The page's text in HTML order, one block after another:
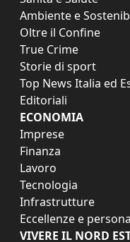
Ambiente e
Oltre il Confine
True Crime
Storie di sport
Top News Italia ed
Editoriali
ECONOMIA
Imprese
Finanza
Lavoro
Tecnologia
Infrastrutture
Eccellenze e
VIVERE IL NORD